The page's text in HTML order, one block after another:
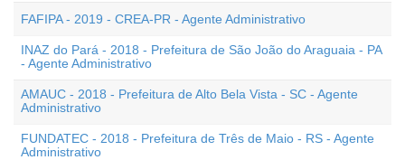
FAFIPA - 2019 - CREA-PR - Agente Administrativo
INAZ do Pará - 2018 - Prefeitura de São João do Araguaia - PA
- Agente Administrativo
AMAUC - 2018 - Prefeitura de Alto Bela Vista - SC - Agente
Administrativo
FUNDATEC - 2018 - Prefeitura de Três de Maio - RS - Agente
Administrativo